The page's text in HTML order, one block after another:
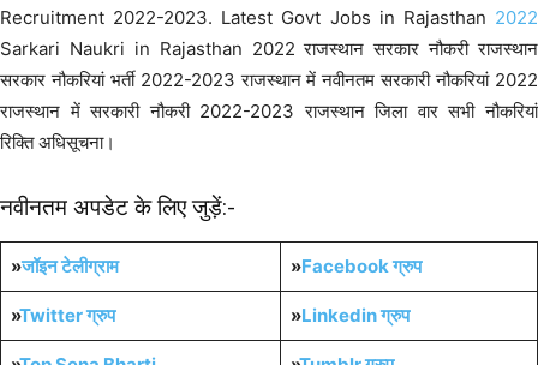
Recruitment 2022-2023. Latest Govt Jobs in Rajasthan 2022
Sarkari Naukri in Rajasthan 2022 राजस्थान सरकार नौकरी राजस्थान
सरकार नौकरियां भर्ती 2022-2023 राजस्थान में नवीनतम सरकारी नौकरियां 2022
राजस्थान में सरकारी नौकरी 2022-2023 राजस्थान जिला वार सभी नौकरियां
रिक्ति अधिसूचना।
नवीनतम अपडेट के लिए जुड़ें:-
»जॉइन टेलीग्राम »Facebook ग्रुप
»Twitter ग्रुप »Linkedin ग्रुप